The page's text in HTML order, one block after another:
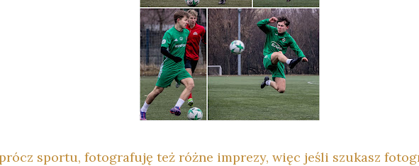
sportu, fotografuję też różne imprezy, więc jeśli szukasz